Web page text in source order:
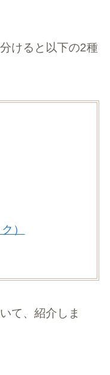
けると以下の2種
）
て、紹介しま